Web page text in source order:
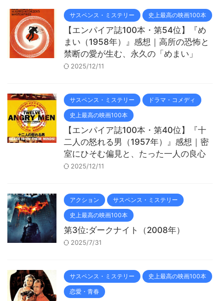
サスペンス・ミステリー 史上最高の映画100本
【エンパイア誌100本・第54位】『め
まい（1958年）』感想｜高所の恐怖と
禁断の愛が生む、永久の「めまい」
2025/12/11
サスペンス・ミステリー ドラマ・コメディ
史上最高の映画100本
【エンパイア誌100本・第40位】『十
二人の怒れる男（1957年）』感想｜密
室にひそむ偏見と、たった一人の良心
2025/12/11
アクション サスペンス・ミステリー
史上最高の映画100本
第3位:ダークナイト（2008年）
2025/7/31
サスペンス・ミステリー 史上最高の映画100本
恋愛・青春